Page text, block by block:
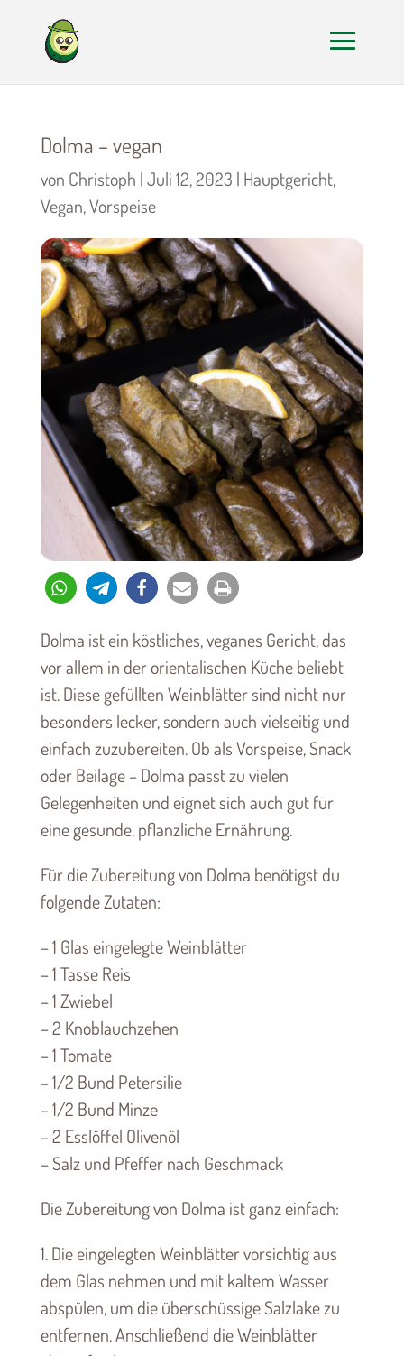
Dolma – vegan
von Christoph |Juli 12, 2023 | Hauptgericht,
Vegan,Vorspeise
Dolma ist ein köstliches, veganes Gericht, das
vor allem in der orientalischen Küche beliebt
ist. Diese gefüllten Weinblätter sind nicht nur
besonders lecker, sondern auch vielseitig und
einfach zuzubereiten. Ob als Vorspeise, Snack
oder Beilage – Dolma passt zu vielen
Gelegenheiten und eignet sich auch gut für
eine gesunde, pflanzliche Ernährung.
Für die Zubereitung von Dolma benötigst du
folgende Zutaten:
– 1 Glas eingelegte Weinblätter
– 1 Tasse Reis
– 1 Zwiebel
– 2 Knoblauchzehen
– 1 Tomate
– 1/2 Bund Petersilie
– 1/2 Bund Minze
– 2 Esslöffel Olivenöl
– Salz und Pfeffer nach Geschmack
Die Zubereitung von Dolma ist ganz einfach:
1. Die eingelegten Weinblätter vorsichtig aus
dem Glas nehmen und mit kaltem Wasser
abspülen, um die überschüssige Salzlake zu
entfernen. Anschließend die Weinblätter